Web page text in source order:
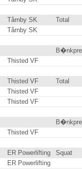
Tårnby SK
Total
Tårnby SK
Thisted VF
Thisted VF
Total
Thisted VF
Thisted VF
Thisted VF
ER Powerlifting
Squat
ER Powerlifting